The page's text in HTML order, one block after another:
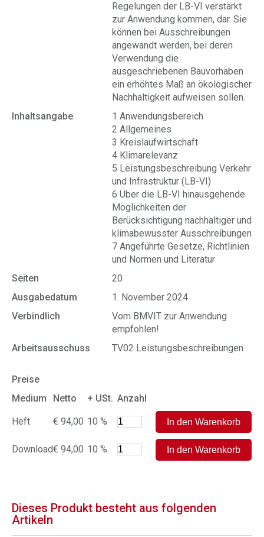
Regelungen der LB-VI verstärkt
zur Anwendung kommen, dar. Sie
können bei Ausschreibungen
angewandt werden, bei deren
Verwendung die
ausgeschriebenen Bauvorhaben
ein erhöhtes Maß an ökologischer
Nachhaltigkeit aufweisen sollen.
Inhaltsangabe
1 Anwendungsbereich
2 Allgemeines
3 Kreislaufwirtschaft
4 Klimarelevanz
5 Leistungsbeschreibung Verkehr
und Infrastruktur (LB-VI)
6 Über die LB-VI hinausgehende
Möglichkeiten der
Berücksichtigung nachhaltiger und
klimabewusster Ausschreibungen
7 Angeführte Gesetze, Richtlinien
und Normen und Literatur
Seiten
20
Ausgabedatum
1. November 2024
Verbindlich
Vom BMVIT zur Anwendung
empfohlen!
Arbeitsausschuss
TV02 Leistungsbeschreibungen
Preise
Medium
Netto + USt. Anzahl
Heft € 94,00 10 %
Download€ 94,00 10 %
Dieses Produkt besteht aus folgenden
Artikeln